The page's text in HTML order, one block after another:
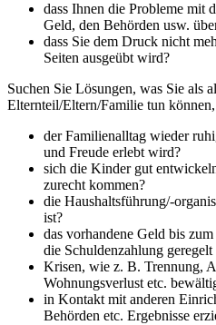
dass Ihnen die Probleme mit
Geld, den Behörden usw.
dass Sie dem Druck nicht
Seiten ausgeübt wird?
Suchen Sie Lösungen, was Sie als
Elternteil/Eltern/Familie tun
der Familienalltag wieder
und Freude erlebt wird?
sich die Kinder gut
zurecht kommen?
die Haushaltsführung/-
ist?
das vorhandene Geld bis
die Schuldenzahlung geregelt
Krisen, wie z. B. Trennung,
Wohnungsverlust etc.
in Kontakt mit anderen
Behörden etc. Ergebnisse